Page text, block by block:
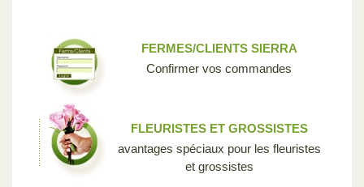
FERMES/CLIENTS SIERRA
Confirmer vos commandes
FLEURISTES ET GROSSISTES
avantages spéciaux pour les fleuristes
et grossistes